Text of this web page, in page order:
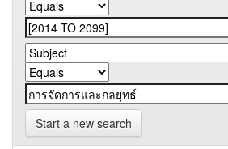
Start a new search